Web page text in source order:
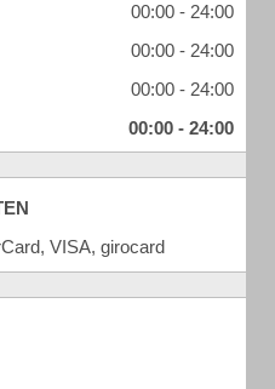
00:00 - 24:00
00:00 - 24:00
00:00 - 24:00
00:00 - 24:00
VISA, girocard